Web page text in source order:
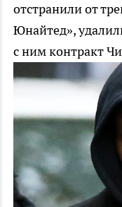
отстранили от
Юнайтед»,
с ним контракт